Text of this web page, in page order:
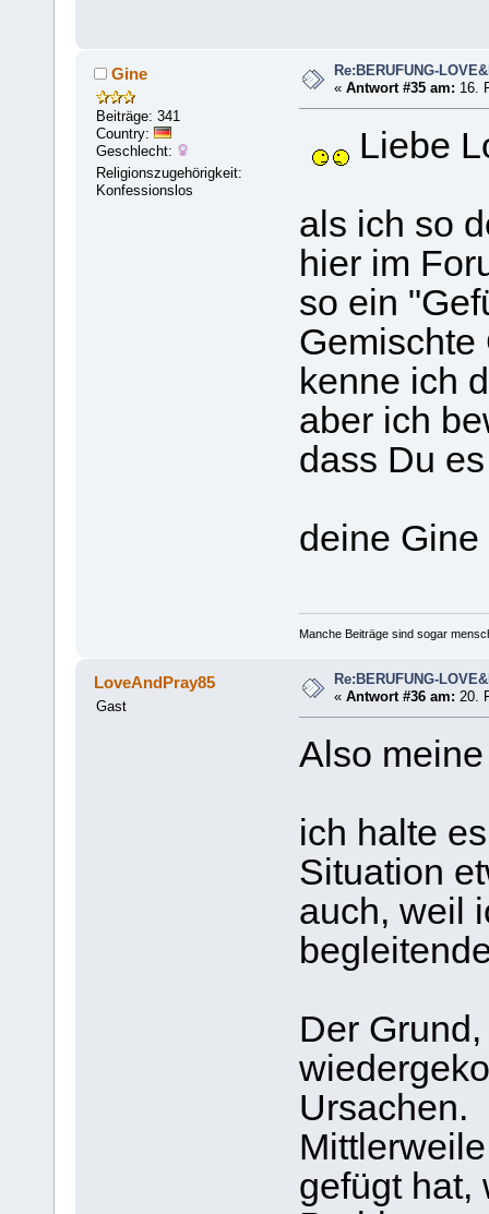
Gine
Beiträge: 341
Country:
Geschlecht:
Religionszugehörigkeit:
Konfessionslos
Re:BERUFUNG-
«Antwort #35 am: 16.
Liebe
als ich so
hier im
so ein
Gemischte
kenne ich
aber ich
dass Du
deine Gine
Manche Beiträge sind sogar
LoveAndPray85
Gast
Re:BERUFUNG-
«Antwort #36 am: 20.
Also
ich halte
Situation
auch, weil
Der
Ursachen.
gefügt hat,